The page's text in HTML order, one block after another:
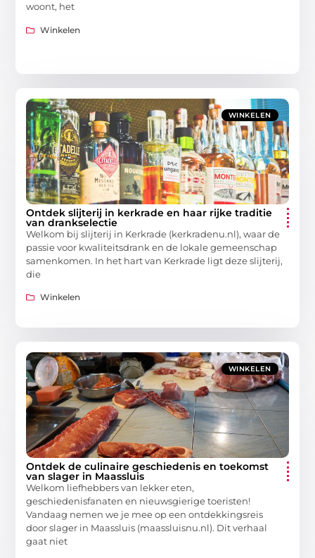
woont, het
Winkelen
WINKELEN
Ontdek slijterij in kerkrade en haar rijke traditie
van drankselectie
Welkom bij slijterij in Kerkrade (kerkradenu.nl), waar de
passie voor kwaliteitsdrank en de lokale gemeenschap
samenkomen. In het hart van Kerkrade ligt deze slijterij,
die
Winkelen
WINKELEN
Ontdek de culinaire geschiedenis en toekomst
van slager in Maassluis
Welkom liefhebbers van lekker eten,
geschiedenisfanaten en nieuwsgierige toeristen!
Vandaag nemen we je mee op een ontdekkingsreis
door slager in Maassluis (maassluisnu.nl). Dit verhaal
gaat niet